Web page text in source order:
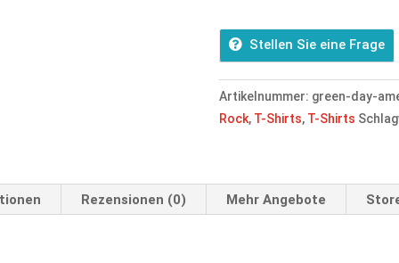
Idiot
T-
Shirt
Menge
Stellen Sie eine Frage
Artikelnummer: green-day-
Rock, T-Shirts, T-Shirts
Rezensionen (0) Mehr Angebote